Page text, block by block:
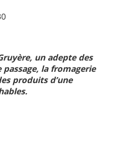
un adepte des
la fromagerie
produits d’une